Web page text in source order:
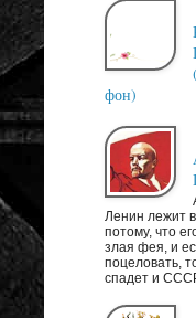
фон)
Ленин лежит
потому, что
злая фея, и
поцеловать,
спадет и